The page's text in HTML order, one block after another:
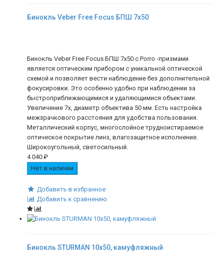
Бинокль Veber Free Focus БПШ 7х50
Бинокль Veber Free Focus БПШ 7x50 с Porro -призмами
является оптическим прибором с уникальной оптической
схемой и позволяет вести наблюдение без дополнительной
фокусировки. Это особенно удобно при наблюдении за
быстроприближающимися и удаляющимися объектами.
Увеличение 7х, диаметр объектива 50 мм. Есть настройка
межзрачкового расстояния для удобства пользования.
Металлический корпус, многослойное трудноистираемое
оптическое покрытие линз, влагозащитное исполнение.
Широкоугольный, светосильный.
4 040 ₽
Нет в наличии
Добавить в избранное
Добавить к сравнению
Бинокль STURMAN 10x50, камуфляжный